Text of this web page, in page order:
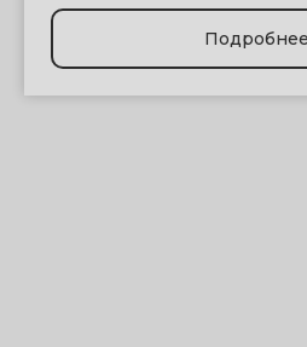
Подробнее